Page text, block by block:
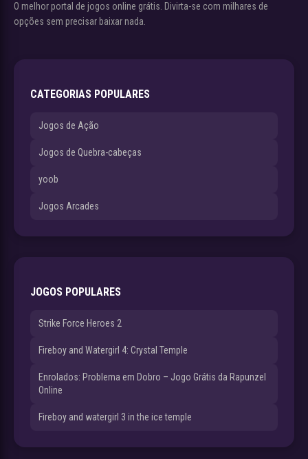
O melhor portal de jogos online grátis. Divirta-se com milhares de
opções sem precisar baixar nada.
CATEGORIAS POPULARES
Jogos de Ação
Jogos de Quebra-cabeças
yoob
Jogos Arcades
JOGOS POPULARES
Strike Force Heroes 2
Fireboy and Watergirl 4: Crystal Temple
Enrolados: Problema em Dobro – Jogo Grátis da Rapunzel
Online
Fireboy and watergirl 3 in the ice temple